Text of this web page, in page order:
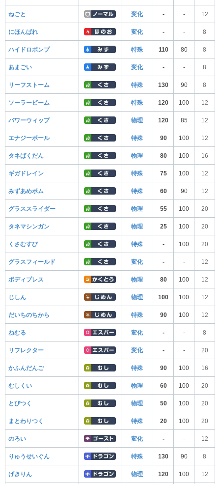
ねごと 変化 - - 12
にほんばれ 変化 - - 8
ハイドロポンプ 特殊 110 80 8
あまごい 変化 - - 8
リーフストーム 特殊 130 90 8
ソーラービーム 特殊 120 100 12
パワーウィップ 物理 120 85 12
エナジーボール 特殊 90 100 12
タネばくだん 物理 80 100 16
ギガドレイン 特殊 75 100 12
みずあめボム 特殊 60 90 12
グラススライダー 物理 55 100 20
タネマシンガン 物理 25 100 20
くさむすび 特殊 - 100 20
グラスフィールド 変化 - - 12
ボディプレス 物理 80 100 12
じしん 物理 100 100 12
だいちのちから 特殊 90 100 12
ねむる 変化 - - 8
リフレクター 変化 - - 20
かふんだんご 特殊 90 100 16
むしくい 物理 60 100 20
とびつく 物理 50 100 20
まとわりつく 特殊 20 100 20
のろい 変化 - - 12
りゅうせいぐん 特殊 130 90 8
げきりん 物理 120 100 12